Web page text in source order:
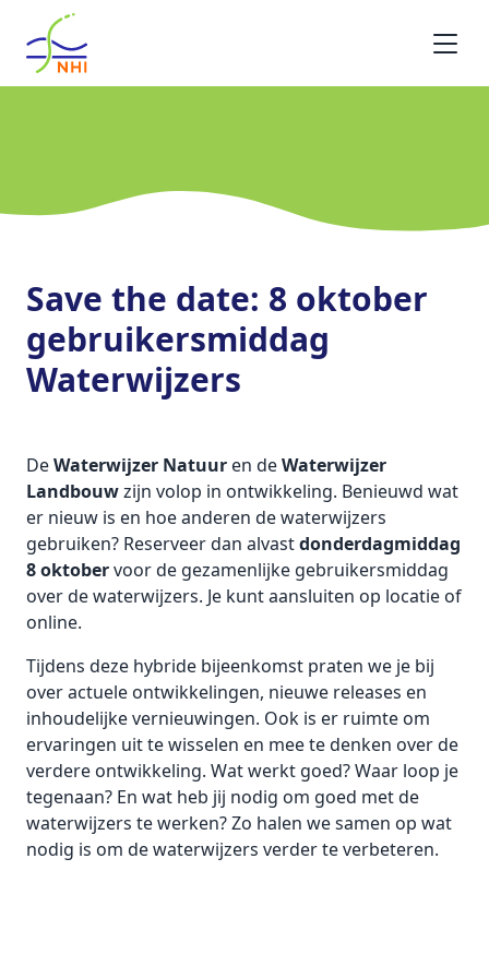
Homepage
Save the date: 8 oktober
gebruikersmiddag
Waterwijzers
DeWaterwijzer Natuur en deWaterwijzer
Landbouwzijn volop in ontwikkeling. Benieuwd wat
er nieuw is en hoe anderen de waterwijzers
gebruiken? Reserveer dan alvastdonderdagmiddag
8 oktobervoor de gezamenlijke gebruikersmiddag
over de waterwijzers. Je kunt aansluiten op locatie of
online.
Tijdens deze hybride bijeenkomst praten we je bij
over actuele ontwikkelingen, nieuwe releases en
inhoudelijke vernieuwingen. Ook is er ruimte om
ervaringen uit te wisselen en mee te denken over de
verdere ontwikkeling. Wat werkt goed? Waar loop je
tegenaan? En wat heb jij nodig om goed met de
waterwijzers te werken? Zo halen we samen op wat
nodig is om de waterwijzers verder te verbeteren.